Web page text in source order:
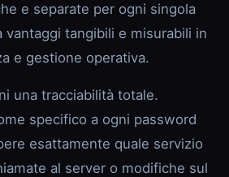
e separate per ogni singola
vantaggi tangibili e misurabili in
e gestione operativa.
una tracciabilità totale.
specifico a ogni password
esattamente quale servizio
al server o modifiche sul